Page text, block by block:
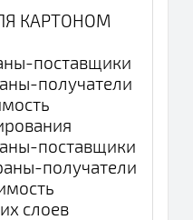
КАРТОНОМ
поставщики
получатели
поставщики
получатели
слоев